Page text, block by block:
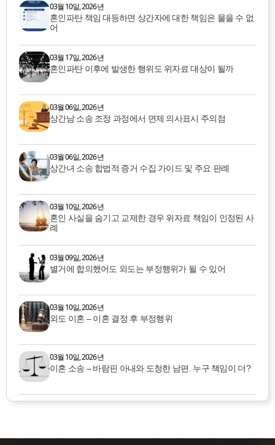
03월 10일, 2026년
혼인파탄 책임 대등하면 상간자에 대한 책임은 물을 수 없
어
03월 17일, 2026년
혼인파탄 이후에 발생한 행위도 위자료 대상이 될까
03월 06일, 2026년
상간남 소송 조정 과정에서 면제 의사표시 주의점
03월 06일, 2026년
상간녀 소송 합법적 증거 수집 가이드 및 주요 판례
03월 10일, 2026년
혼인 사실을 숨기고 교제한 경우 위자료 책임이 인정된 사
례
03월 09일, 2026년
별거에 합의했어도 외도는 부정행위가 될 수 있어
03월 10일, 2026년
외도 이혼 – 이혼 결정 후 부정행위
03월 10일, 2026년
이혼 소송 – 바람핀 아내와 도청한 남편. 누구 책임이 더?